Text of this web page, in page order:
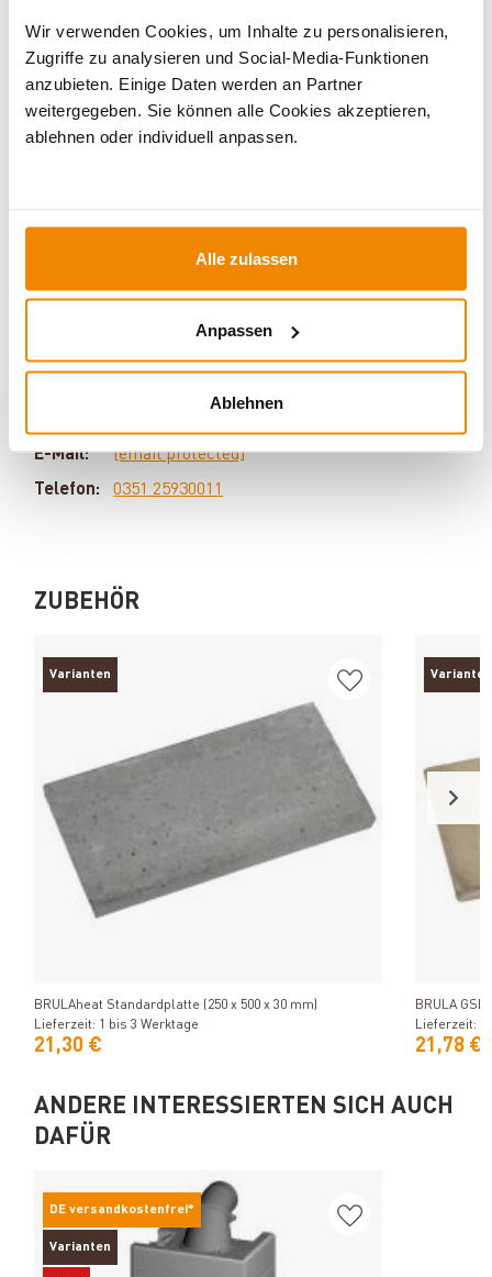
Wir verwenden Cookies, um Inhalte zu personalisieren,
Zugriffe zu analysieren und Social-Media-Funktionen
anzubieten. Einige Daten werden an Partner
weitergegeben. Sie können alle Cookies akzeptieren,
ablehnen oder individuell anpassen.
Alle zulassen
Anpassen
Ablehnen
Silvio Wirth berät Sie gern rund um das Thema
Problem ungelöst. Haben Sie Fragen zu unseren
Produkten? Dann kontaktieren Sie uns gern unter:
E-Mail:
[email protected]
Telefon:
0351 25930011
ZUBEHÖR
Varianten
BRULAheat Standardplatte (250 x 500 x 30 mm)
Lieferzeit: 1 bis 3 Werktage
21,30 €
Varianten
BRULA
Lieferzeit: 1
21,78 €
ANDERE INTERESSIERTEN SICH AUCH
DAFÜR
DE versandkostenfrei*
Varianten